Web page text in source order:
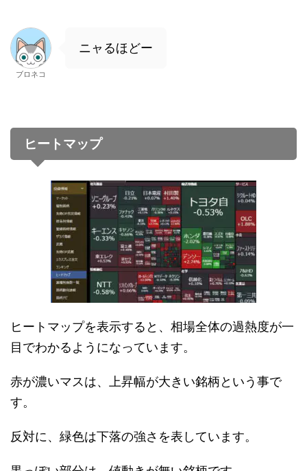
ブロネコ
ニャるほどー
ヒートマップ
ヒートマップを表示すると、相場全体の過熱度が一
目でわかるようになっています。
赤が濃いマスは、上昇幅が大きい銘柄という事で
す。
反対に、緑色は下落の強さを表しています。